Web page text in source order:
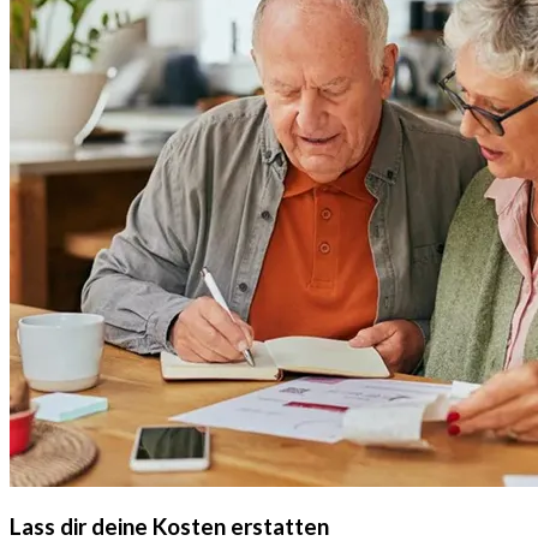
Lass dir deine Kosten erstatten